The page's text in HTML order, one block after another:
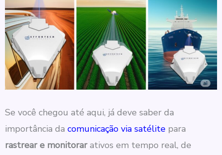
Se você chegou até aqui, já deve saber da
importância da comunicação via satélite para
rastrear e monitorarativos em tempo real, de